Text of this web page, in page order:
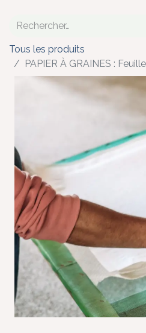
Tous les produits
PAPIER À GRAINES :